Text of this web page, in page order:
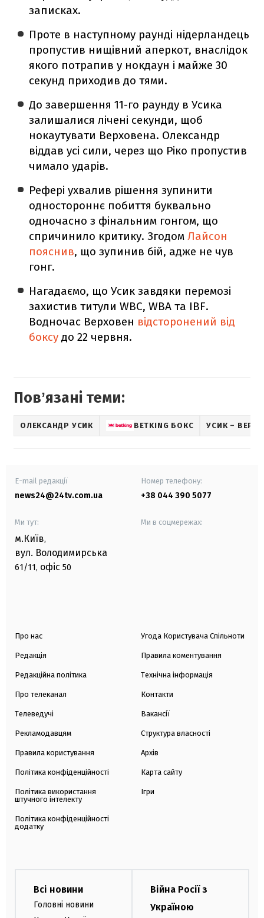
записках.
Проте в наступному раунді нідерландець
пропустив нищівний аперкот, внаслідок
якого потрапив у нокдаун і майже 30
секунд приходив до тями.
До завершення 11-го раунду в Усика
залишалися лічені секунди, щоб
нокаутувати Верховена. Олександр
віддав усі сили, через що Ріко пропустив
чимало ударів.
Рефері ухвалив рішення зупинити
одностороннє побиття буквально
одночасно з фінальним гонгом, що
спричинило критику. ЗгодомЛайсон
пояснив, що зупинив бій, адже не чув
гонг.
Нагадаємо, що Усик завдяки перемозі
захистив титули WBC, WBA та IBF.
Водночас Верховен відсторонений від
боксу до 22 червня.
Повʼязані теми:
ОЛЕКСАНДР УСИК BETKING БОКС УСИК –
E-mail редакції
news24@24tv.com.ua
Номер телефону:
+38 044 390 5077
Ми тут:
м.Київ,
вул. Володимирська
61/11, офіс 50
Ми в соцмережах:
Про нас
Редакція
Редакційна політика
Про телеканал
Телеведучі
Рекламодавцям
Правила користування
Політика конфіденційності
Політика використання
штучного інтелекту
Політика конфіденційності
додатку
Угода Користувача Спільноти
Правила коментування
Технічна інформація
Контакти
Вакансії
Структура власності
Архів
Карта сайту
Ігри
Всі новини
Головні новини
Війна Росії з
Україною